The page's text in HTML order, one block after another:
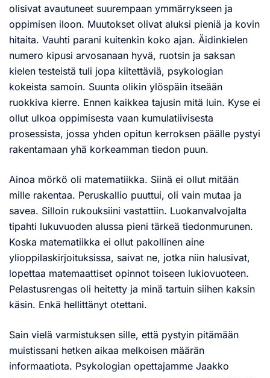
olisivat avautuneet suurempaan ymmärrykseen ja
oppimisen iloon. Muutokset olivat aluksi pieniä ja kovin
hitaita. Vauhti parani kuitenkin koko ajan. Äidinkielen
numero kipusi arvosanaan hyvä, ruotsin ja saksan
kielen testeistä tuli jopa kiitettäviä, psykologian
kokeista samoin. Suunta olikin ylöspäin itseään
ruokkiva kierre. Ennen kaikkea tajusin mitä luin. Kyse ei
ollut ulkoa oppimisesta vaan kumulatiivisesta
prosessista, jossa yhden opitun kerroksen päälle pystyi
rakentamaan yhä korkeamman tiedon puun.
Ainoa mörkö oli matematiikka. Siinä ei ollut mitään
mille rakentaa. Peruskallio puuttui, oli vain mutaa ja
savea. Silloin rukouksiini vastattiin. Luokanvalvojalta
tipahti lukuvuoden alussa pieni tärkeä tiedonmurunen.
Koska matematiikka ei ollut pakollinen aine
ylioppilaskirjoituksissa, saivat ne, jotka niin halusivat,
lopettaa matemaattiset opinnot toiseen lukiovuoteen.
Pelastusrengas oli heitetty ja minä tartuin siihen kaksin
käsin. Enkä hellittänyt otettani.
Sain vielä varmistuksen sille, että pystyin pitämään
muistissani hetken aikaa melkoisen määrän
informaatiota. Psykologian opettajamme Jaakko